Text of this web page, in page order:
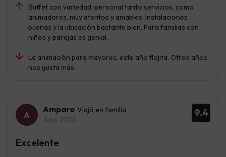
Buffet con variedad, personal tanto servicios, como
animadores, muy atentos y amables. Instalaciones
buenas y la ubicación bastante bien. Para familias con
niños y parejas es genial.
La animación para mayores, este año flojita. Otros años
nos gusta más.
9.4
Amparo Viajó en familia
Julio 2026
Excelente